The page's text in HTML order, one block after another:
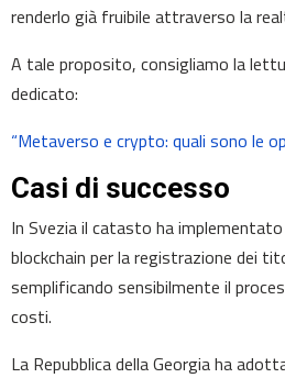
renderlo già fruibile attraverso la
A tale proposito, consigliamo la
dedicato:
“Metaverso e crypto: quali sono le
Casi di successo
In Svezia il catasto ha
blockchain per la registrazione dei
semplificando sensibilmente il
costi.
La Repubblica della Georgia ha